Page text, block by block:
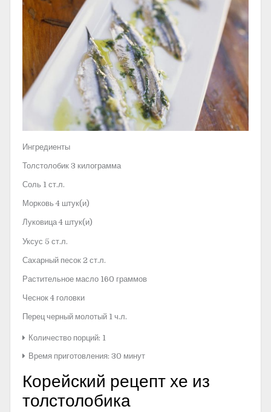
Ингредиенты
Толстолобик 3 килограмма
Соль 1 ст.л.
Морковь 4 штук(и)
Луковица 4 штук(и)
Уксус 5 ст.л.
Сахарный песок 2 ст.л.
Растительное масло 160 граммов
Чеснок 4 головки
Перец черный молотый 1 ч.л.
Количество порций: 1
Время приготовления: 30 минут
Корейский рецепт хе из
толстолобика